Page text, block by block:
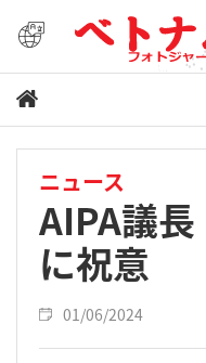
ニュース
AIPA議
に祝意
01/06/2024